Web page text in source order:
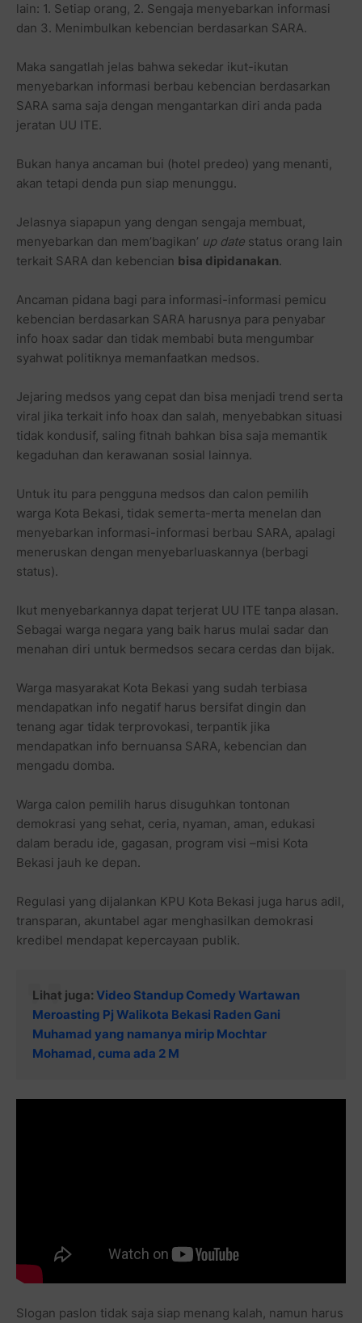
lain: 1. Setiap orang, 2. Sengaja menyebarkan informasi
dan 3. Menimbulkan kebencian berdasarkan SARA.
Maka sangatlah jelas bahwa sekedar ikut-ikutan
menyebarkan informasi berbau kebencian berdasarkan
SARA sama saja dengan mengantarkan diri anda pada
jeratan UU ITE.
Bukan hanya ancaman bui (hotel predeo) yang menanti,
akan tetapi denda pun siap menunggu.
Jelasnya siapapun yang dengan sengaja membuat,
menyebarkan dan mem’bagikan’ up date status orang lain
terkait SARA dan kebencian bisa dipidanakan.
Ancaman pidana bagi para informasi-informasi pemicu
kebencian berdasarkan SARA harusnya para penyabar
info hoax sadar dan tidak membabi buta mengumbar
syahwat politiknya memanfaatkan medsos.
Jejaring medsos yang cepat dan bisa menjadi trend serta
viral jika terkait info hoax dan salah, menyebabkan situasi
tidak kondusif, saling fitnah bahkan bisa saja memantik
kegaduhan dan kerawanan sosial lainnya.
Untuk itu para pengguna medsos dan calon pemilih
warga Kota Bekasi, tidak semerta-merta menelan dan
menyebarkan informasi-informasi berbau SARA, apalagi
meneruskan dengan menyebarluaskannya (berbagi
status).
Ikut menyebarkannya dapat terjerat UU ITE tanpa alasan.
Sebagai warga negara yang baik harus mulai sadar dan
menahan diri untuk bermedsos secara cerdas dan bijak.
Warga masyarakat Kota Bekasi yang sudah terbiasa
mendapatkan info negatif harus bersifat dingin dan
tenang agar tidak terprovokasi, terpantik jika
mendapatkan info bernuansa SARA, kebencian dan
mengadu domba.
Warga calon pemilih harus disuguhkan tontonan
demokrasi yang sehat, ceria, nyaman, aman, edukasi
dalam beradu ide, gagasan, program visi –misi Kota
Bekasi jauh ke depan.
Regulasi yang dijalankan KPU Kota Bekasi juga harus adil,
transparan, akuntabel agar menghasilkan demokrasi
kredibel mendapat kepercayaan publik.
Lihat juga: Video Standup Comedy Wartawan
Meroasting Pj Walikota Bekasi Raden Gani
Muhamad yang namanya mirip Mochtar
Mohamad, cuma ada 2 M
Slogan paslon tidak saja siap menang kalah, namun harus